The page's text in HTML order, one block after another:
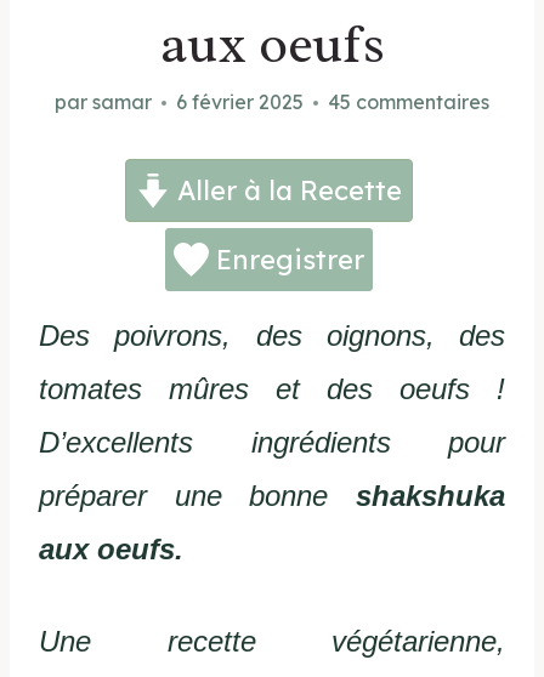
aux oeufs
par samar 6 février 2025 45 commentaires
Aller à la Recette
Enregistrer
Des poivrons, des oignons, des
tomates mûres et des oeufs !
D’excellents ingrédients pour
préparer une bonne shakshuka
aux oeufs.
Une recette végétarienne,